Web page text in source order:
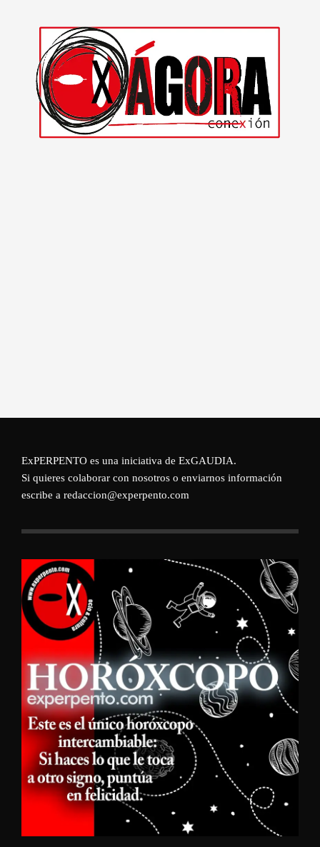
ExPERPENTO es una iniciativa de ExGAUDIA.
Si quieres colaborar con nosotros o enviarnos información
escribe a redaccion@experpento.com